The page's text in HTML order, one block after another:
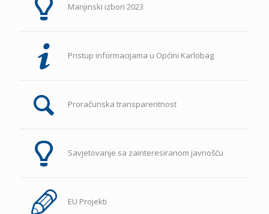
Manjinski izbori 2023
Pristup informacijama u Općini Karlobag
Proračunska transparentnost
Savjetovanje sa zainteresiranom javnošću
EU Projekti